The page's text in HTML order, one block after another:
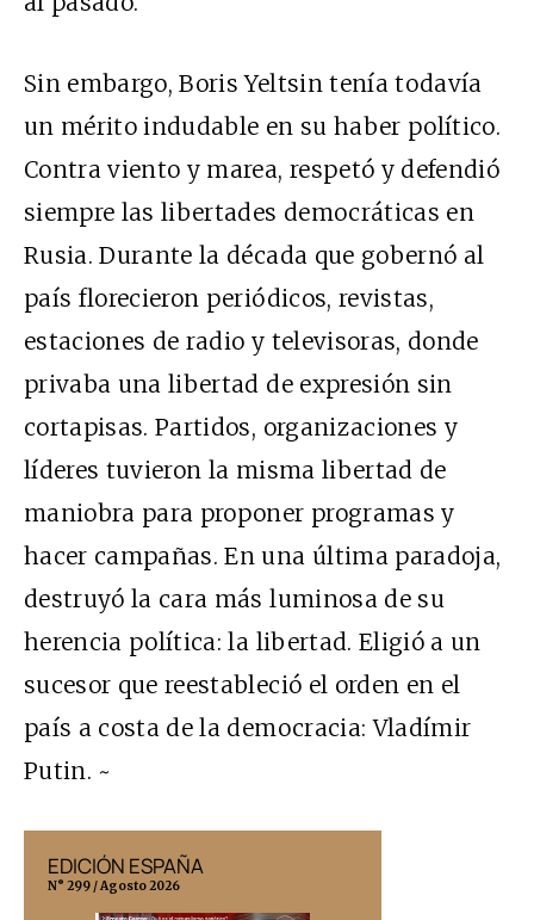
Sin embargo, Boris Yeltsin tenía todavía
un mérito indudable en su haber político.
Contra viento y marea, respetó y defendió
siempre las libertades democráticas en
Rusia. Durante la década que gobernó al
país florecieron periódicos, revistas,
estaciones de radio y televisoras, donde
privaba una libertad de expresión sin
cortapisas. Partidos, organizaciones y
líderes tuvieron la misma libertad de
maniobra para proponer programas y
hacer campañas. En una última paradoja,
destruyó la cara más luminosa de su
herencia política: la libertad. Eligió a un
sucesor que reestableció el orden en el
país a costa de la democracia: Vladímir
Putin. ~
EDICIÓN ESPAÑA
N° 299 / Agosto 2026